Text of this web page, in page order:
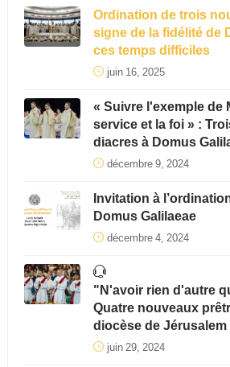
Ordination de trois
signe de la fidélité de
ces temps difficiles
juin 16, 2025
« Suivre l'exemple de
service et la foi » :
diacres à Domus
décembre 9, 2024
Invitation à
Domus Galilaeae
décembre 4, 2024
"N'avoir rien d'autre
Quatre nouveaux
diocèse de Jérusalem
juin 29, 2024